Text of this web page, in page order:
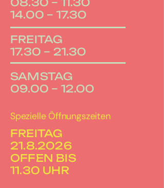
14.00 – 17.30
FREITAG
17.30 – 21.30
SAMSTAG
09.00 – 12.00
Spezielle Öffnungszeiten
FREITAG
21.8.2026
OFFEN BIS
11.30 UHR